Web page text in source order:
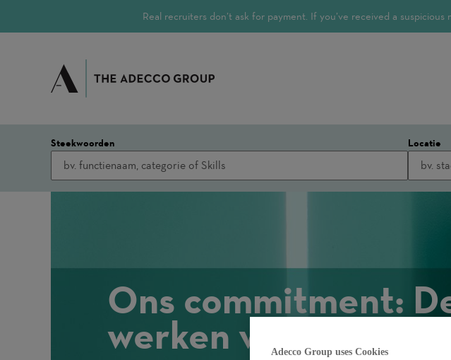
Real recruiters don’t ask for payment. If you’ve received a
Steekwoorden Locatie
Ons commitment:
werken voor iedereen
Adecco Group uses Cookies